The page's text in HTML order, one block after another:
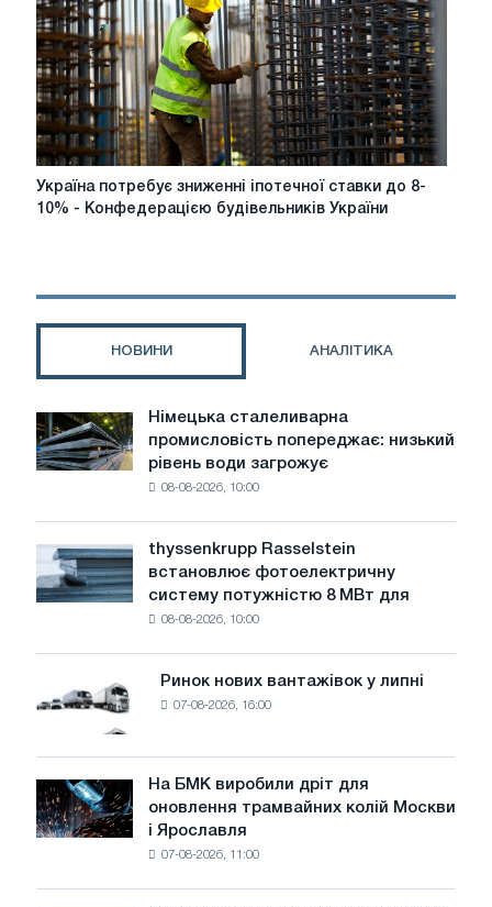
Україна
потребує
до
Конфедерацією
України
Україна потребує зниженні іпотечної ставки до 8-
10% - Конфедерацією будівельників України
НОВИНИ АНАЛІТИКА
Німецька
сталеливарна
промисловість
води
загрожує
безпеці
Німецька сталеливарна
промисловість попереджає: низький
рівень води загрожує
08-08-2026, 10:00
thyssenkrupp
Rasselstein
встановлює
фотоелектричну
досягнення
цілей
декарбонізації
thyssenkrupp Rasselstein
встановлює фотоелектричну
систему потужністю 8 МВт для
08-08-2026, 10:00
Ринок
нових
вантажівок
у
липні
Ринок нових вантажівок у липні
07-08-2026, 16:00
На
БМК
виробили
На БМК виробили дріт для
оновлення трамвайних колій Москви
і Ярославля
07-08-2026, 11:00